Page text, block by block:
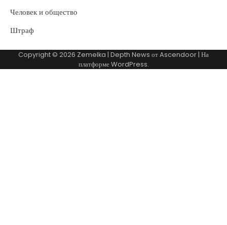
Человек и общество
Штраф
Copyright © 2026 Zemelka | Depth News отAscendoor | На
платформеWordPress.